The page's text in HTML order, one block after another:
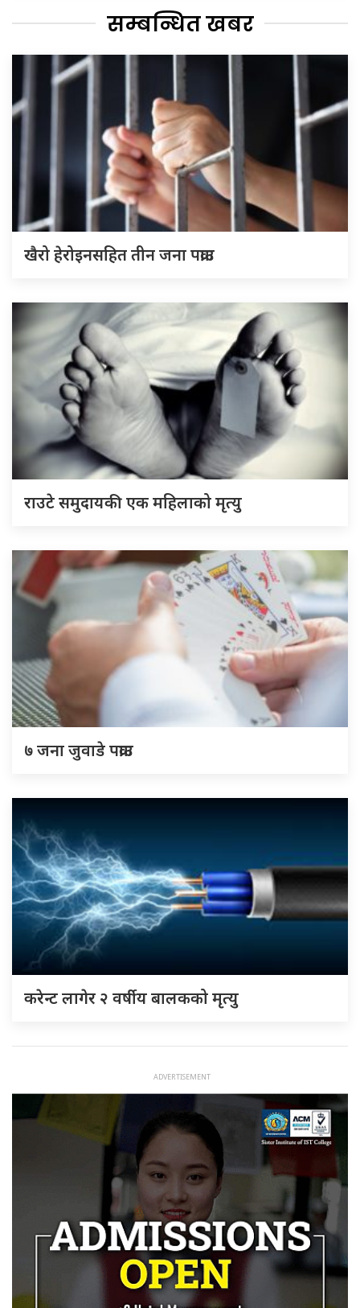
सम्बन्धित खबर
खैरो हेरोइनसहित तीन जना पक्राउ
राउटे समुदायकी एक महिलाको मृत्यु
७ जना जुवाडे पक्राउ
करेन्ट लागेर २ वर्षीय बालकको मृत्यु